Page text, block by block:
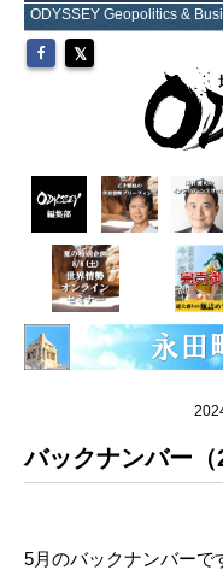
ODYSSEY Geopolitics &
バックナンバー（
5月のバックナンバーで